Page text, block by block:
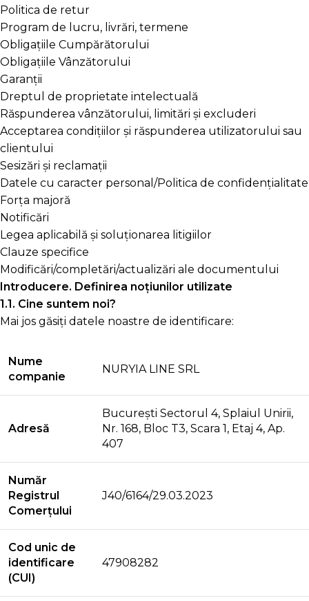
Politica de retur
Program de lucru, livrări, termene
Obligațiile Cumpărătorului
Obligațiile Vânzătorului
Garanții
Dreptul de proprietate intelectuală
Răspunderea vânzătorului, limitări și excluderi
Acceptarea condițiilor și răspunderea utilizatorului sau
clientului
Sesizări și reclamații
Datele cu caracter personal/Politica de confidențialitate
Forța majoră
Notificări
Legea aplicabilă și soluționarea litigiilor
Clauze specifice
Modificări/completări/actualizări ale documentului
Introducere. Definirea noțiunilor utilizate
1.1. Cine suntem noi?
Mai jos găsiți datele noastre de identificare:
Nume
companie
NURYIA LINE SRL
Adresă
București Sectorul 4, Splaiul Unirii,
Nr. 168, Bloc T3, Scara 1, Etaj 4, Ap.
407
Număr
Registrul
Comerțului
J40/6164/29.03.2023
Cod unic de
identificare
(CUI)
47908282